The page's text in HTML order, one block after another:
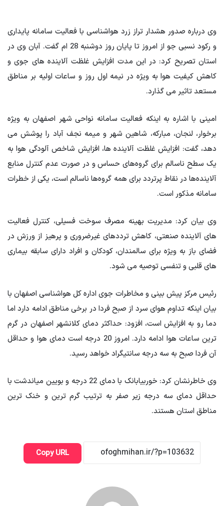
وی درباره صدور هشدار تراز زرد هواشناسی با فعالیت سامانه پایداری
و رکود نسبی جو از امروز تا پایان روز دوشنبه 28 ام گفت. آبان وی در
استان تصریح کرد: در این مدت افزایش غلظت آلاینده های جوی و
کاهش کیفیت هوا به ویژه در نیمه اول روز و ساعات اولیه بر مناطق
مستعد تاثیر می گذارد.
امینی با اشاره به اینکه فعالیت سامانه نواحی شهر اصفهان به ویژه
برخوار، لنجان، مبارکه، شاهین شهر و میمه نجف آباد را پوشش می
دهد، گفت: افزایش غلظت آلاینده ها، افزایش شاخص آلودگی هوا به
یک سطح ناسالم برای گروه‌های حساس و در صورت عدم کنترل منابع
آلاینده‌ها در نقاط پرتردد برای همه گروه‌ها ناسالم است، یکی از خطرات
سامانه مذکور است.
وی بیان کرد: مدیریت بهینه مصرف سوخت فسیلی، کنترل فعالیت
های آلاینده صنعتی، کاهش ترددهای غیرضروری و پرهیز از ورزش در
فضای باز به ویژه برای سالمندان، کودکان و افراد دارای سابقه بیماری
های قلبی و تنفسی توصیه می شود.
رئیس مرکز پیش بینی و مخاطرات جوی اداره کل هواشناسی اصفهان با
بیان اینکه تداوم هوای سرد از صبح فردا در برخی مناطق ادامه دارد اما
دما رو به افزایش است، افزود: حداکثر دمای کلانشهر اصفهان در گرم
ترین ساعات هوا ادامه دارد. امروز 20 درجه است دمای هوا و حداقل
آن فردا صبح به سه درجه سانتیگراد خواهد رسید.
وی خاطرنشان کرد: خوربیابانک با دمای 22 درجه و بویین میاندشت با
حداقل دمای سه درجه زیر صفر به ترتیب گرم ترین و خنک ترین
مناطق استان هستند.
Copy URL